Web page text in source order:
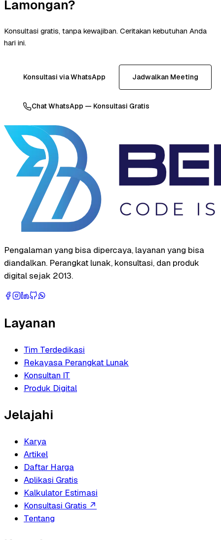
Lamongan?
Konsultasi gratis, tanpa kewajiban. Ceritakan kebutuhan Anda
hari ini.
Konsultasi via WhatsApp Jadwalkan Meeting
Chat WhatsApp — Konsultasi Gratis
Pengalaman yang bisa dipercaya, layanan yang bisa
diandalkan. Perangkat lunak, konsultasi, dan produk
digital sejak 2013.
Layanan
Tim Terdedikasi
Rekayasa Perangkat Lunak
Konsultan IT
Produk Digital
Jelajahi
Karya
Artikel
Daftar Harga
Aplikasi Gratis
Kalkulator Estimasi
Konsultasi Gratis ↗
Tentang